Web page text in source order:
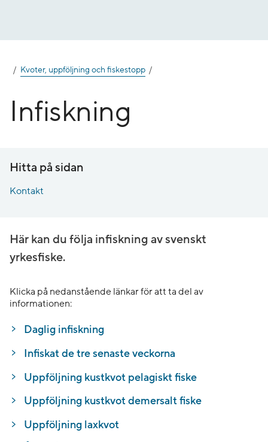
Kvoter, uppföljning och fiskestopp
Infiskning
Hitta på sidan
Kontakt
Här kan du följa infiskning av svenskt
yrkesfiske.
Klicka på nedanstående länkar för att ta del av
informationen:
Daglig infiskning
Infiskat de tre senaste veckorna
Uppföljning kustkvot pelagiskt fiske
Uppföljning kustkvot demersalt fiske
Uppföljning laxkvot